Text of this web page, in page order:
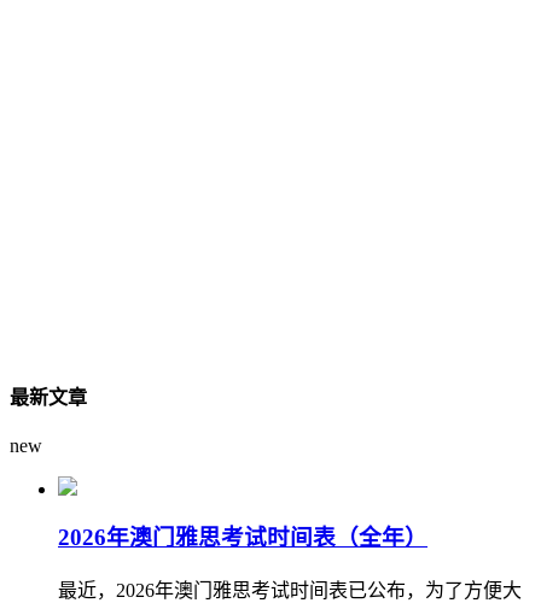
最新文章
new
2026年澳门雅思考试时间表（全年）
最近，2026年澳门雅思考试时间表已公布，为了方便大